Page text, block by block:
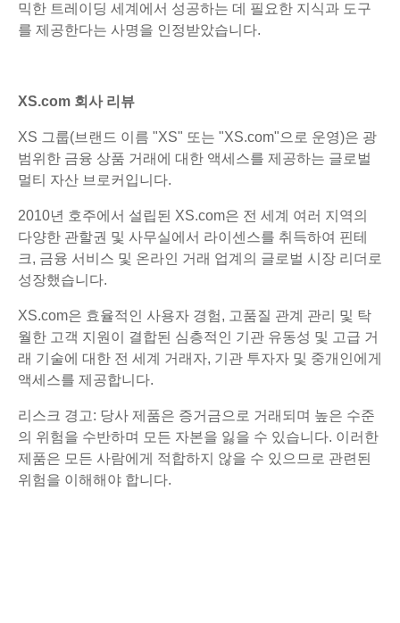
믹한 트레이딩 세계에서 성공하는 데 필요한 지식과 도구
를 제공한다는 사명을 인정받았습니다.
XS.com 회사 리뷰
XS 그룹(브랜드 이름 "XS" 또는 "XS.com"으로 운영)은 광
범위한 금융 상품 거래에 대한 액세스를 제공하는 글로벌
멀티 자산 브로커입니다.
2010년 호주에서 설립된 XS.com은 전 세계 여러 지역의
다양한 관할권 및 사무실에서 라이센스를 취득하여 핀테
크, 금융 서비스 및 온라인 거래 업계의 글로벌 시장 리더로
성장했습니다.
XS.com은 효율적인 사용자 경험, 고품질 관계 관리 및 탁
월한 고객 지원이 결합된 심층적인 기관 유동성 및 고급 거
래 기술에 대한 전 세계 거래자, 기관 투자자 및 중개인에게
액세스를 제공합니다.
리스크 경고: 당사 제품은 증거금으로 거래되며 높은 수준
의 위험을 수반하며 모든 자본을 잃을 수 있습니다. 이러한
제품은 모든 사람에게 적합하지 않을 수 있으므로 관련된
위험을 이해해야 합니다.